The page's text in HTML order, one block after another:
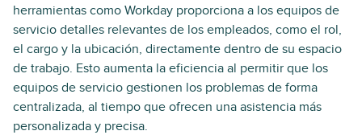
herramientas como Workday proporciona a los equipos de
servicio detalles relevantes de los empleados, como el rol,
el cargo y la ubicación, directamente dentro de su espacio
de trabajo. Esto aumenta la eficiencia al permitir que los
equipos de servicio gestionen los problemas de forma
centralizada, al tiempo que ofrecen una asistencia más
personalizada y precisa.